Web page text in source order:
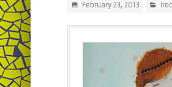
February 23, 2013